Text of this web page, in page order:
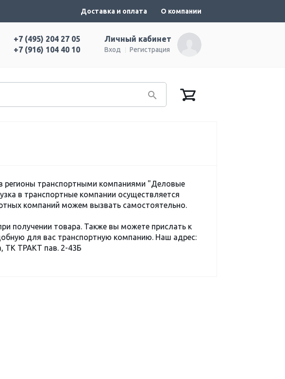
Доставка и оплата О компании
Личный кабинет
Вход Регистрация
+7 (495) 204 27 05
+7 (916) 104 40 10
регионы транспортными компаниями "Деловые
в транспортные компании осуществляется
компаний можем вызвать самостоятельно.
получении товара. Также вы можете прислать к
для вас транспортную компанию. Наш адрес:
ТК ТРАКТ пав. 2-43Б